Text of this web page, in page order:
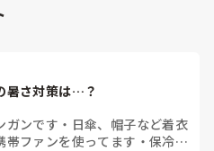
暑さ対策は…？
ガンです ・ 日傘、帽子など着衣
帯ファンを使ってます ・ 保冷剤